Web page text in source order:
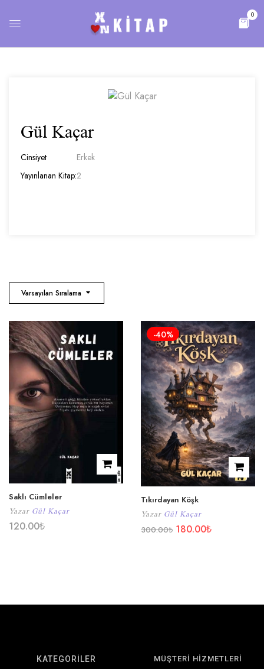
0
Gül Kaçar
Cinsiyet
Erkek
Yayınlanan Kitap:2
Varsayılan Sıralama
Saklı Cümleler
Yazar Gül Kaçar
120.00₺
-40%
Tıkırdayan Köşk
Yazar Gül Kaçar
300.00₺ 180.00₺
KATEGORİLER MÜŞTERİ HİZMETLERİ